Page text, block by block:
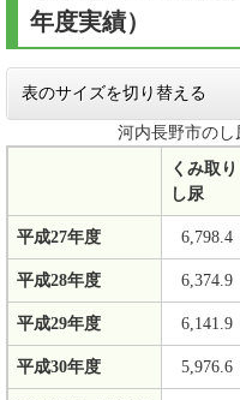
年度実績）
表のサイズを切り替える
河内長野市の
くみ取り
し尿
平成27年度 6,798.4
平成28年度 6,374.9
平成29年度 6,141.9
平成30年度 5,976.6